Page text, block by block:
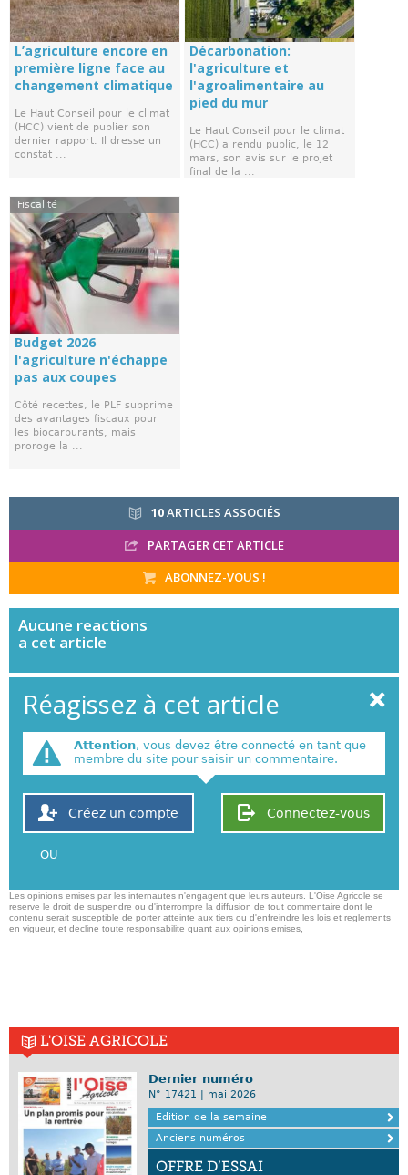
L’agriculture encore en
première ligne face au
changement climatique
Le Haut Conseil pour le climat
(HCC) vient de publier son
dernier rapport. Il dresse un
constat ...
Décarbonation:
l'agriculture et
l'agroalimentaire au
pied du mur
Le Haut Conseil pour le climat
(HCC) a rendu public, le 12
mars, son avis sur le projet
final de la ...
Fiscalité
Budget 2026
l'agriculture n'échappe
pas aux coupes
Côté recettes, le PLF supprime
des avantages fiscaux pour
les biocarburants, mais
proroge la ...
10ARTICLES ASSOCIÉS
PARTAGER CET ARTICLE
ABONNEZ-VOUS !
Aucune reactions
a cet article
Réagissez à cet article
Attention, vous devez être connecté en tant que
membre du site pour saisir un commentaire.
Connectez-vous
Créez un compte
OU
Les opinions emises par les internautes n'engagent que leurs auteurs. L'Oise Agricole se
reserve le droit de suspendre ou d'interrompre la diffusion de tout commentaire dont le
contenu serait susceptible de porter atteinte aux tiers ou d'enfreindre les lois et reglements
en vigueur, et decline toute responsabilite quant aux opinions emises,
L'OISE AGRICOLE
Dernier numéro
N° 17421 | mai 2026
Edition de la semaine
Anciens numéros
OFFRE D’ESSAI